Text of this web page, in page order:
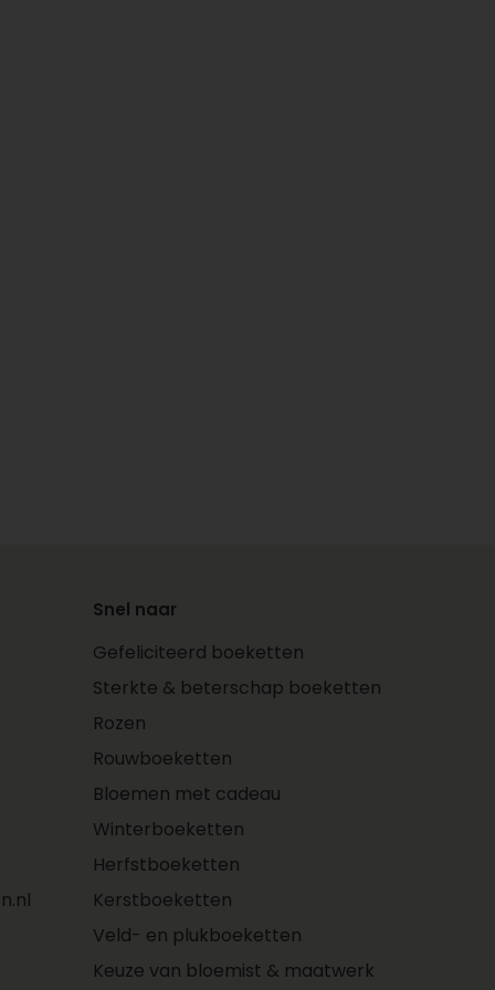
Snel naar
Gefeliciteerd boeketten
Sterkte & beterschap boeketten
Rozen
Rouwboeketten
Bloemen met cadeau
Winterboeketten
Herfstboeketten
Kerstboeketten
Veld- en plukboeketten
Keuze van bloemist & maatwerk